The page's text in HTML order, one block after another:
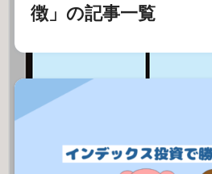
徴」の記事一覧